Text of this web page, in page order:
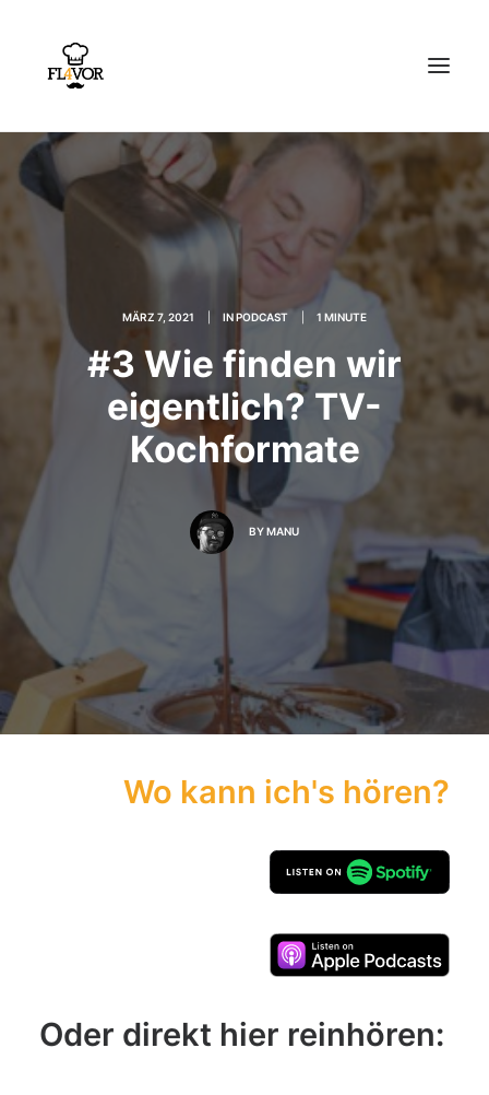
HOME
PODCAST
ÜBER UNS
Search
MÄRZ 7, 2021 INPODCAST 1 MINUTE
#3 Wie finden wir
eigentlich? TV-
Kochformate
BYMANU
Wo kann ich's hören?
Oder direkt hier reinhören: